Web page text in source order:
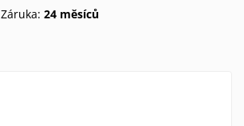
Záruka:24 měsíců